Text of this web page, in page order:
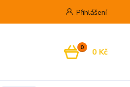
Přihlášení
0 0 Kč